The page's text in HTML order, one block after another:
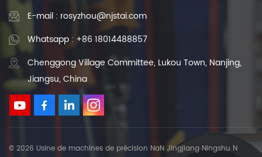
E-mail : rosyzhou@njstai.com
Whatsapp : +86 18014488857
Chenggong Village Committee, Lukou Town, Nanjing,
Jiangsu, China
© 2026 Usine de machines de précision NaN Jingjiang Ningshu N